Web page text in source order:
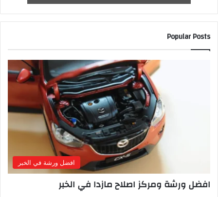
Popular Posts
افضل ورشة في الخبر
افضل ورشة ومركز اصلاح مازدا في الخبر